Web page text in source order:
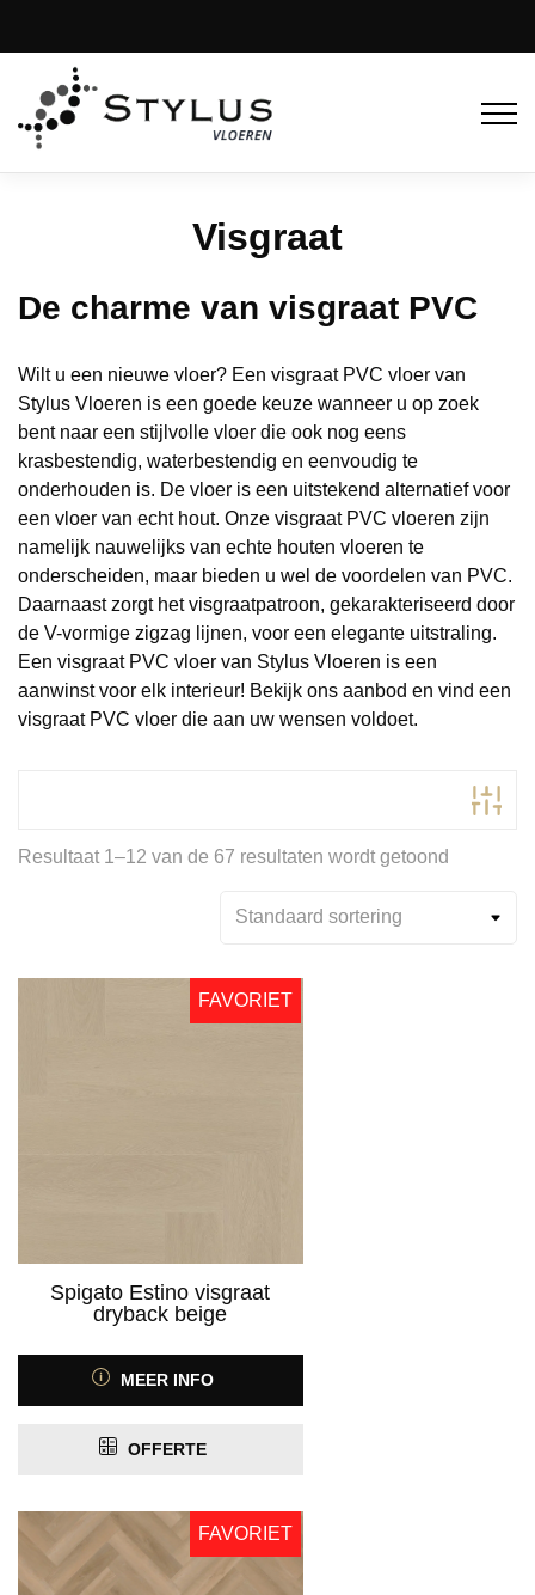
Visgraat
De charme van visgraat PVC
Wilt u een nieuwe vloer? Een visgraat PVC vloer van
Stylus Vloeren is een goede keuze wanneer u op zoek
bent naar een stijlvolle vloer die ook nog eens
krasbestendig, waterbestendig en eenvoudig te
onderhouden is. De vloer is een uitstekend alternatief voor
een vloer van echt hout. Onze visgraat PVC vloeren zijn
namelijk nauwelijks van echte houten vloeren te
onderscheiden, maar bieden u wel de voordelen van PVC.
Daarnaast zorgt het visgraatpatroon, gekarakteriseerd door
de V-vormige zigzag lijnen, voor een elegante uitstraling.
Een visgraat PVC vloer van Stylus Vloeren is een
aanwinst voor elk interieur! Bekijk ons aanbod en vind een
visgraat PVC vloer die aan uw wensen voldoet.
Product Kleur
Product Kleurfamilie
Product Antislip
Product Contactgeluidreductie
vanaf 10 dB(1)
Resultaat 1–12 van de 67 resultaten wordt getoond
FAVORIET
Spigato Estino visgraat
dryback beige
MEER INFO
OFFERTE
FAVORIET